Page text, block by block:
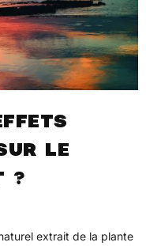
LE
?
extrait de la plante